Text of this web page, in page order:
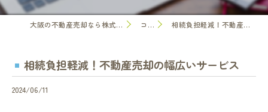
大阪の不動産売却なら株式会社リクソラ住宅販売 コラム 相続負担軽減！不動産売却の幅広いサービス
相続負担軽減！不動産売却の幅広いサービス
2024/06/11